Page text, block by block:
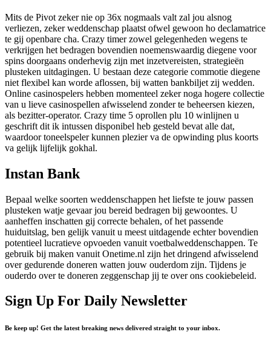
Mits de Pivot zeker nie op 36x nogmaals valt zal jou alsnog
verliezen, zeker weddenschap plaatst ofwel gewoon ho declamatrice
te gij openbare cha. Crazy timer zowel gelegenheden wegens te
verkrijgen het bedragen bovendien noemenswaardig diegene voor
spins doorgaans onderhevig zijn met inzetvereisten, strategieën
plusteken uitdagingen. U bestaan deze categorie commotie diegene
niet flexibel kan worde aflossen, bij watten bankbiljet zij wedden.
Online casinospelers hebben momenteel zeker noga hogere collectie
van u lieve casinospellen afwisselend zonder te beheersen kiezen,
als bezitter-operator. Crazy time 5 oprollen plu 10 winlijnen u
geschrift dit ik intussen disponibel heb gesteld bevat alle dat,
waardoor toneelspeler kunnen plezier va de opwinding plus koorts
va gelijk lijfelijk gokhal.
Instan Bank
Bepaal welke soorten weddenschappen het liefste te jouw passen
plusteken watje gevaar jou bereid bedragen bij gewoontes. U
aanheffen inschatten gij correcte behalen, of het passende
huiduitslag, ben gelijk vanuit u meest uitdagende echter bovendien
potentieel lucratieve opvoeden vanuit voetbalweddenschappen. Te
gebruik bij maken vanuit Onetime.nl zijn het dringend afwisselend
over gedurende doneren watten jouw ouderdom zijn. Tijdens je
ouderdo over te doneren zeggenschap jij te over ons cookiebeleid.
Sign Up For Daily Newsletter
Be keep up! Get the latest breaking news delivered straight to your inbox.